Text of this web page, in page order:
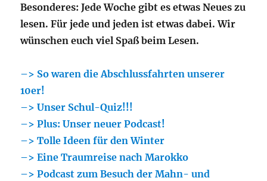
Besonderes: Jede Woche gibt es etwas Neues zu
lesen. Für jede und jeden ist etwas dabei. Wir
wünschen euch viel Spaß beim Lesen.
–> So waren die Abschlussfahrten unserer
10er!
–> Unser Schul-Quiz!!!
–> Plus: Unser neuer Podcast!
–> Tolle Ideen für den Winter
–> Eine Traumreise nach Marokko
–> Podcast zum Besuch der Mahn- und